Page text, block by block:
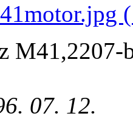
M41,2207-
07. 12.